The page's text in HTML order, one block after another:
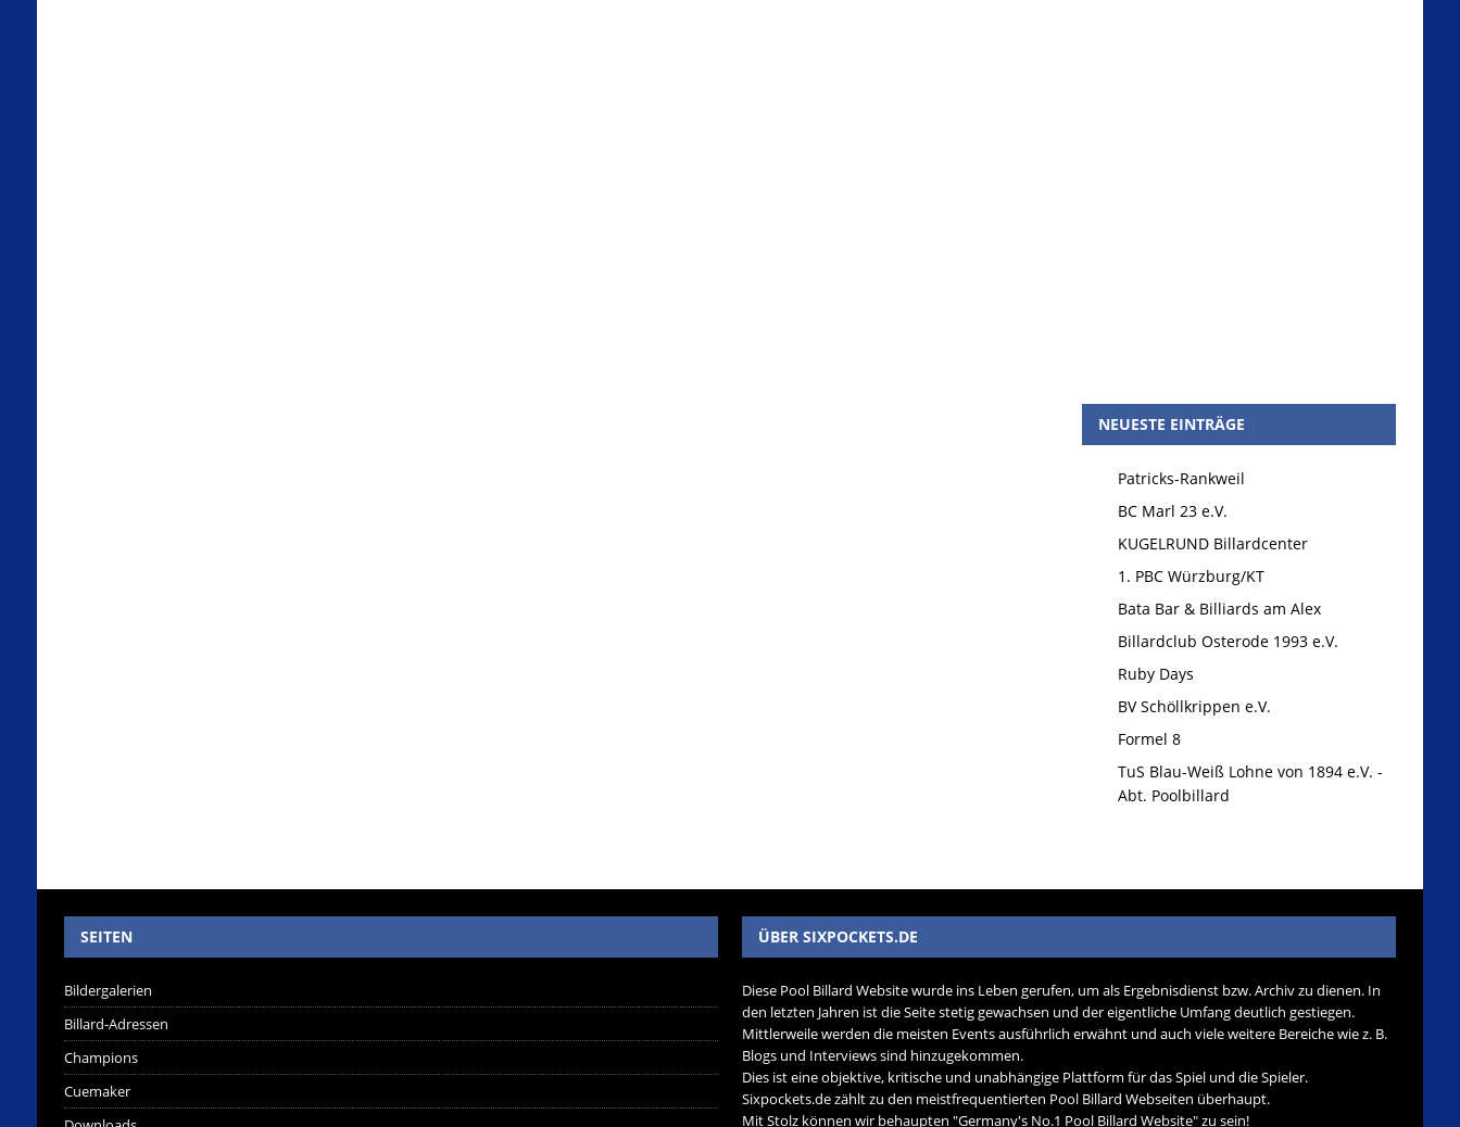
NEUESTE EINTRÄGE
Patricks-Rankweil
BC Marl 23 e.V.
KUGELRUND Billardcenter
1. PBC Würzburg/KT
Bata Bar & Billiards am Alex
Billardclub Osterode 1993 e.V.
Ruby Days
BV Schöllkrippen e.V.
Formel 8
TuS Blau-Weiß Lohne von 1894 e.V. -
Abt. Poolbillard
SEITEN
Bildergalerien
Billard-Adressen
Champions
Cuemaker
ÜBER SIXPOCKETS.DE
Diese Pool Billard Website wurde ins Leben gerufen, um als Ergebnisdienst bzw. Archiv zu dienen. In
den letzten Jahren ist die Seite stetig gewachsen und der eigentliche Umfang deutlich gestiegen.
Mittlerweile werden die meisten Events ausführlich erwähnt und auch viele weitere Bereiche wie z. B.
Blogs und Interviews sind hinzugekommen.
Dies ist eine objektive, kritische und unabhängige Plattform für das Spiel und die Spieler.
Sixpockets.de zählt zu den meistfrequentierten Pool Billard Webseiten überhaupt.
Mit Stolz können wir behaupten "Germany's No.1 Pool Billard Website" zu sein!